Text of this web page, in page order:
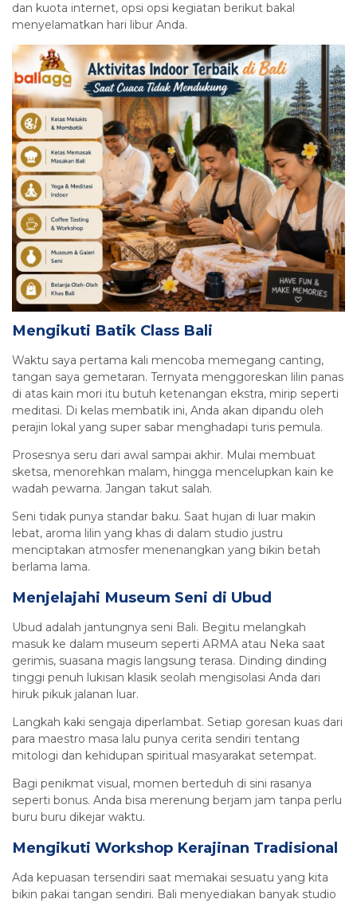
dan kuota internet, opsi opsi kegiatan berikut bakal
menyelamatkan hari libur Anda.
Mengikuti Batik Class Bali
Waktu saya pertama kali mencoba memegang canting,
tangan saya gemetaran. Ternyata menggoreskan lilin panas
di atas kain mori itu butuh ketenangan ekstra, mirip seperti
meditasi. Di kelas membatik ini, Anda akan dipandu oleh
perajin lokal yang super sabar menghadapi turis pemula.
Prosesnya seru dari awal sampai akhir. Mulai membuat
sketsa, menorehkan malam, hingga mencelupkan kain ke
wadah pewarna. Jangan takut salah.
Seni tidak punya standar baku. Saat hujan di luar makin
lebat, aroma lilin yang khas di dalam studio justru
menciptakan atmosfer menenangkan yang bikin betah
berlama lama.
Menjelajahi Museum Seni di Ubud
Ubud adalah jantungnya seni Bali. Begitu melangkah
masuk ke dalam museum seperti ARMA atau Neka saat
gerimis, suasana magis langsung terasa. Dinding dinding
tinggi penuh lukisan klasik seolah mengisolasi Anda dari
hiruk pikuk jalanan luar.
Langkah kaki sengaja diperlambat. Setiap goresan kuas dari
para maestro masa lalu punya cerita sendiri tentang
mitologi dan kehidupan spiritual masyarakat setempat.
Bagi penikmat visual, momen berteduh di sini rasanya
seperti bonus. Anda bisa merenung berjam jam tanpa perlu
buru buru dikejar waktu.
Mengikuti Workshop Kerajinan Tradisional
Ada kepuasan tersendiri saat memakai sesuatu yang kita
bikin pakai tangan sendiri. Bali menyediakan banyak studio